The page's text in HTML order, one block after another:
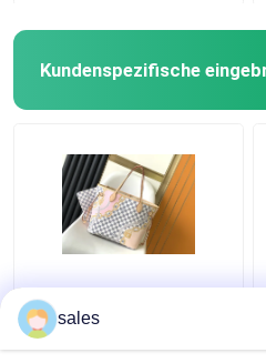
Tahiti begrenzte
kundenspezifische
eingebrannte Taschen
sales